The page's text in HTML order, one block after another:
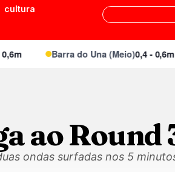
cultura
Barra do Una (Meio)0,4 - 0,6m
ao Round
ondas surfadas nos 5